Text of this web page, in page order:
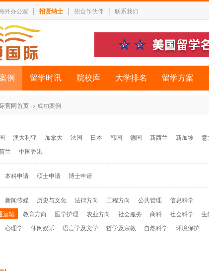
外办公室 | 招贤纳士 | 招合作伙伴 | 联系我们
例 留学时讯 院校库 大学排名 留学方案
官网首页-> 成功案例
澳大利亚 加拿大 法国 日本 韩国 德国 新西兰 新加坡
意
兰 中国香港
本科申请 硕士申请 博士申请
新闻传媒 历史与文化 法律方向 工程方向 公共管理
信息科学
运输 教育方向 医学护理 农业方向 社会服务 商科 社会科学
生
心理学 休闲娱乐 语言学及文学 哲学及宗教 自然科学
环境保护